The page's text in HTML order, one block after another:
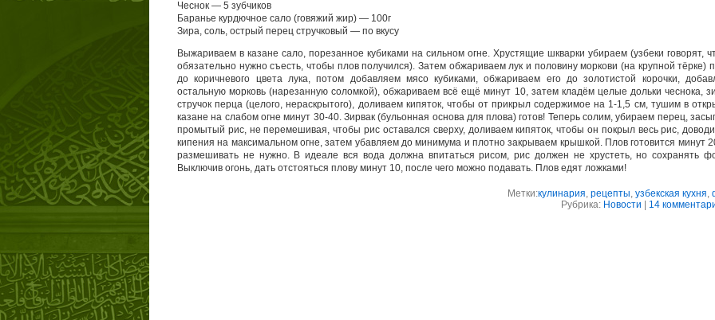
Чеснок — 5 зубчиков
Баранье курдючное сало (говяжий жир) — 100г
Зира, соль, острый перец стручковый — по вкусу
Выжариваем в казане сало, порезанное кубиками на сильном огне. Хрустящие шкварки убираем (узбеки говорят,
обязательно нужно съесть, чтобы плов получился). Затем обжариваем лук и половину моркови (на крупной тёрке)
до коричневого цвета лука, потом добавляем мясо кубиками, обжариваем его до золотистой корочки,
остальную морковь (нарезанную соломкой), обжариваем всё ещё минут 10, затем кладём целые дольки чеснока,
стручок перца (целого, нераскрытого), доливаем кипяток, чтобы от прикрыл содержимое на 1-1,5 см, тушим в
казане на слабом огне минут 30-40. Зирвак (бульонная основа для плова) готов! Теперь солим, убираем перец,
промытый рис, не перемешивая, чтобы рис оставался сверху, доливаем кипяток, чтобы он покрыл весь рис,
кипения на максимальном огне, затем убавляем до минимума и плотно закрываем крышкой. Плов готовится минут
размешивать не нужно. В идеале вся вода должна впитаться рисом, рис должен не хрустеть, но сохранять
Выключив огонь, дать отстояться плову минут 10, после чего можно подавать. Плов едят ложками!
Метки:кулинария, рецепты, узбекская кухня,
Рубрика: Новости 14